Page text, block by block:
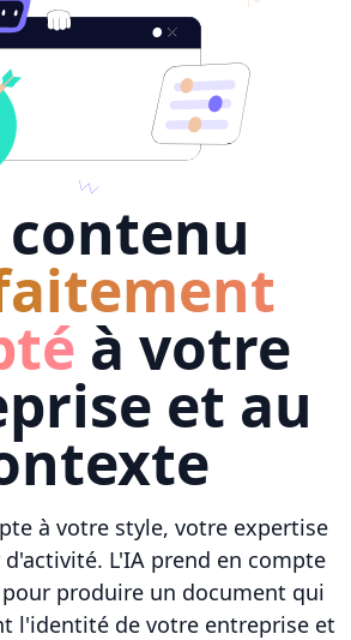
contenu
à votre
et au
à votre style, votre expertise
L'IA prend en compte
produire un document qui
l'identité de votre entreprise et